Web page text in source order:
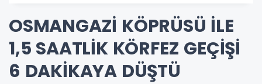
OSMANGAZİ KÖPRÜSÜ İLE
1,5 SAATLİK KÖRFEZ GEÇİŞİ
6 DAKİKAYA DÜŞTÜ